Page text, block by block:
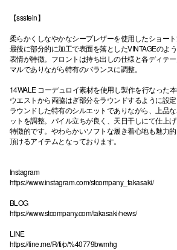
【ssstein】
柔らかくしなやかなシープレザーを使用したショート
最後に部分的に加工で表面を落としたVINTAGEのよ
表情が特徴。フロントは持ち出しの仕様と各ディテ
マルでありながら特有のバランスに調整。
14WALE コーデュロイ素材を使用し製作を行なった
ウエストから両脇はぎ部分をラウンドするように設
ラウンドした特有のシルエットでありながら、上品
ットを調整。パイル立ちが良く、天日干しにて仕上
特徴的です。やわらかいソフトな履き着心地も魅力
頂けるアイテムとなっております。
Instagram
https://www.instagram.com/stcompany_takasaki/
BLOG
https://www.stcompany.com/takasaki/news/
LINE
https://line.me/R/ti/p/%40779bwmhg